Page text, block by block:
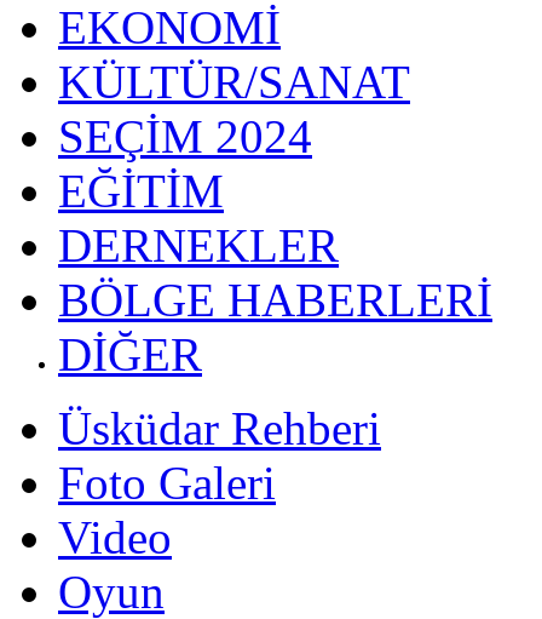
EKONOMİ
KÜLTÜR/SANAT
SEÇİM 2024
EĞİTİM
DERNEKLER
BÖLGE HABERLERİ
DİĞER
Üsküdar Rehberi
Foto Galeri
Video
Oyun